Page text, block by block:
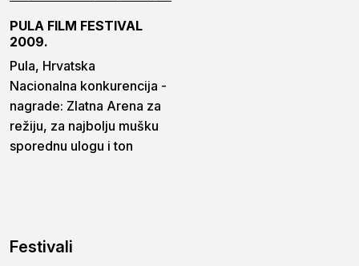
PULA FILM FESTIVAL
2009.
Pula, Hrvatska
Nacionalna konkurencija -
nagrade: Zlatna Arena za
režiju, za najbolju mušku
sporednu ulogu i ton
Festivali